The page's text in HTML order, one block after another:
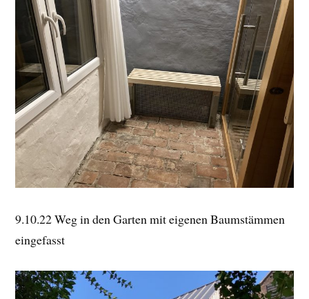
9.10.22 Weg in den Garten mit eigenen Baumstämmen
eingefasst